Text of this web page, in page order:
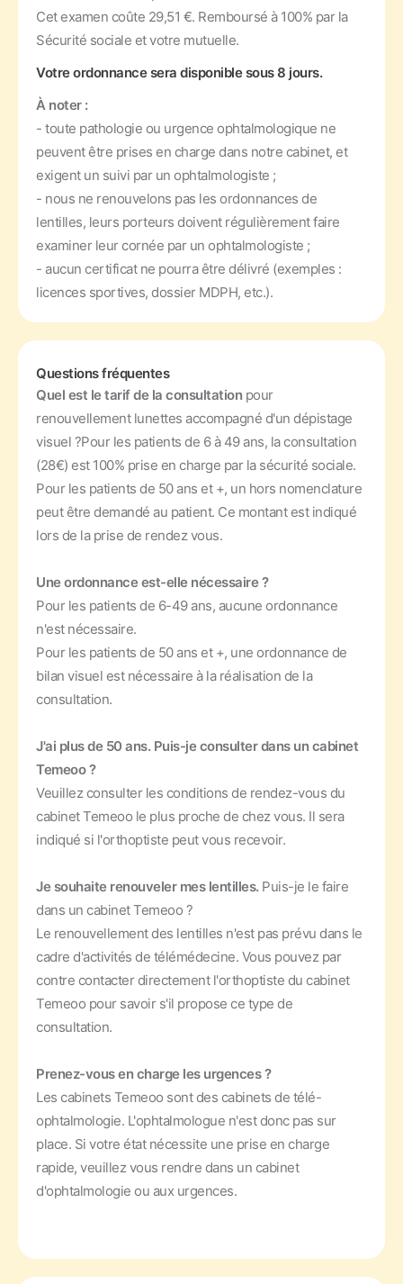
Cet examen coûte 29,51 €. Remboursé à 100% par la
Sécurité sociale et votre mutuelle.
Votre ordonnance sera disponible sous 8 jours.
À noter :
- toute pathologie ou urgence ophtalmologique ne
peuvent être prises en charge dans notre cabinet, et
exigent un suivi par un ophtalmologiste ;
- nous ne renouvelons pas les ordonnances de
lentilles, leurs porteurs doivent régulièrement faire
examiner leur cornée par un ophtalmologiste ;
- aucun certificat ne pourra être délivré (exemples :
licences sportives, dossier MDPH, etc.).
Questions fréquentes
Quel est le tarif de la consultation pour
renouvellement lunettes accompagné d'un dépistage
visuel ?Pour les patients de 6 à 49 ans, la consultation
(28€) est 100% prise en charge par la sécurité sociale.
Pour les patients de 50 ans et +, un hors nomenclature
peut être demandé au patient. Ce montant est indiqué
lors de la prise de rendez vous.
Une ordonnance est-elle nécessaire ?
Pour les patients de 6-49 ans, aucune ordonnance
n'est nécessaire.
Pour les patients de 50 ans et +, une ordonnance de
bilan visuel est nécessaire à la réalisation de la
consultation.
J'ai plus de 50 ans. Puis-je consulter dans un cabinet
Temeoo ?
Veuillez consulter les conditions de rendez-vous du
cabinet Temeoo le plus proche de chez vous. Il sera
indiqué si l'orthoptiste peut vous recevoir.
Je souhaite renouveler mes lentilles. Puis-je le faire
dans un cabinet Temeoo ?
Le renouvellement des lentilles n'est pas prévu dans le
cadre d'activités de télémédecine. Vous pouvez par
contre contacter directement l'orthoptiste du cabinet
Temeoo pour savoir s'il propose ce type de
consultation.
Prenez-vous en charge les urgences ?
Les cabinets Temeoo sont des cabinets de télé-
ophtalmologie. L'ophtalmologue n'est donc pas sur
place. Si votre état nécessite une prise en charge
rapide, veuillez vous rendre dans un cabinet
d'ophtalmologie ou aux urgences.